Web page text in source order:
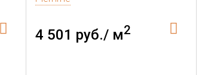
4 501 руб./ м2